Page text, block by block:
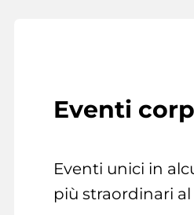
Eventi
Eventi unici in
più straordinari